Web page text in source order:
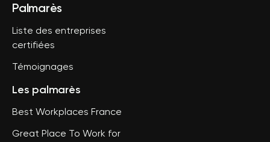
Palmarès
Liste des entreprises
certifiées
Témoignages
Les palmarès
Best Workplaces France
Great Place To Work for